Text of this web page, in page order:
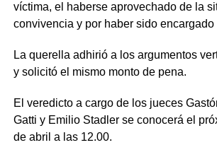
víctima, el haberse aprovechado de la
convivencia y por haber sido encargado
La querella adhirió a los argumentos
y solicitó el mismo monto de pena.
El veredicto a cargo de los jueces
Gatti y Emilio Stadler se conocerá el
de abril a las 12.00.